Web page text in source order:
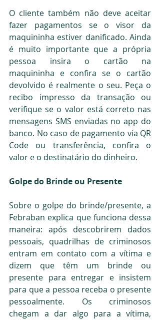
O cliente também não deve aceitar
fazer pagamentos se o visor da
maquininha estiver danificado. Ainda
é muito importante que a própria
pessoa insira o cartão na
maquininha e confira se o cartão
devolvido é realmente o seu. Peça o
recibo impresso da transação ou
verifique se o valor está correto nas
mensagens SMS enviadas no app do
banco. No caso de pagamento via QR
Code ou transferência, confira o
valor e o destinatário do dinheiro.
Golpe do Brinde ou Presente
Sobre o golpe do brinde/presente, a
Febraban explica que funciona dessa
maneira: após descobrirem dados
pessoais, quadrilhas de criminosos
entram em contato com a vítima e
dizem que têm um brinde ou
presente para entregar e insistem
para que a pessoa receba o presente
pessoalmente. Os criminosos
chegam a dar algo para a vítima,